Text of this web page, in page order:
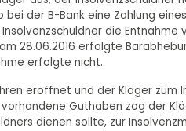
der B-Bank eine Zahlung
die Entnahme
28.06.2016 erfolgte
erfolgte nicht.
eröffnet und der Kläger zum
Guthaben zog der
dienen sollte, zur